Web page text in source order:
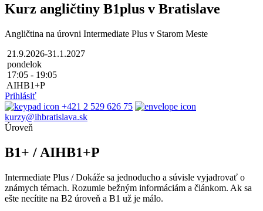
Kurz angličtiny B1plus v Bratislave
Angličtina na úrovni Intermediate Plus v Starom Meste
21.9.2026-31.1.2027
pondelok
17:05 - 19:05
AIHB1+P
Prihlásiť
+421 2 529 626 75
kurzy@ihbratislava.sk
Úroveň
B1+ / AIHB1+P
Intermediate Plus / Dokáže sa jednoducho a súvisle vyjadrovať o
známych témach. Rozumie bežným informáciám a článkom. Ak sa
ešte necítite na B2 úroveň a B1 už je málo.